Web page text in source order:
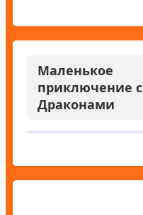
Маленькое
приключение с
Драконами